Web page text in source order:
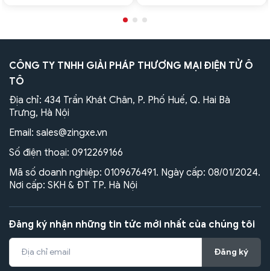
CÔNG TY TNHH GIẢI PHÁP THƯƠNG MẠI ĐIỆN TỬ Ô
TÔ
Địa chỉ: 434 Trần Khát Chân, P. Phố Huế, Q. Hai Bà
Trưng, Hà Nội
Email: sales@zingxe.vn
Số điện thoại: 0912269166
Mã số doanh nghiệp: 0109676491. Ngày cấp: 08/01/2024.
Nơi cấp: SKH & ĐT TP. Hà Nội
Đăng ký nhận những tin tức mới nhất của chúng tôi
Đăng ký